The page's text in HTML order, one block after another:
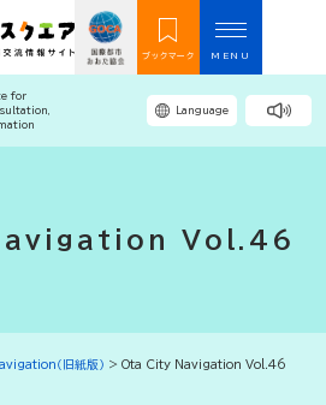
ブックマーク MENU
for
Language
Vol.46
（旧紙版） > Ota City Navigation Vol.46